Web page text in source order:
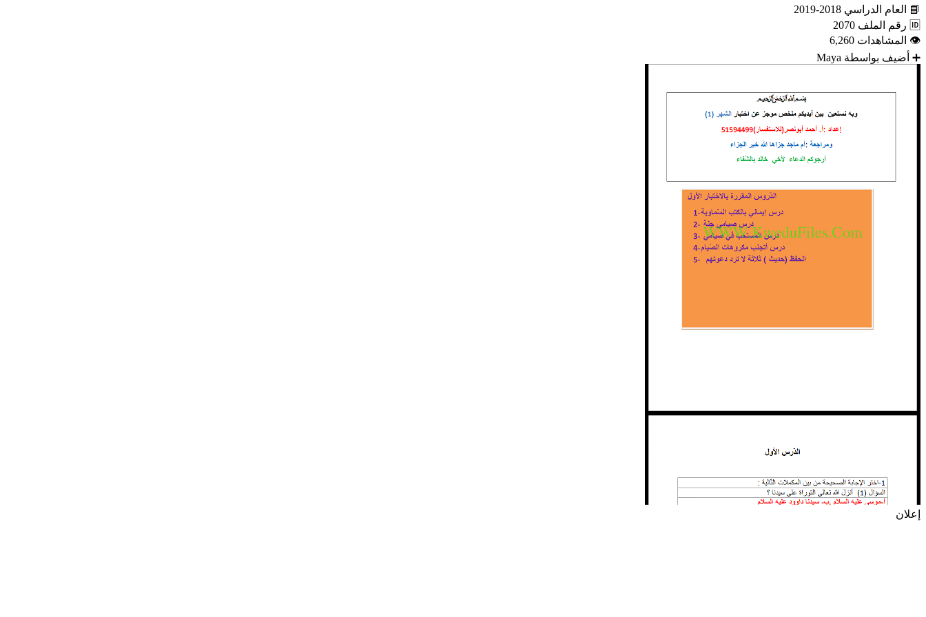
📘 العام الدراسي 2018-2019
🆔 رقم الملف 2070
👁 المشاهدات 6,260
➕ أضيف بواسطة Maya
إعلان